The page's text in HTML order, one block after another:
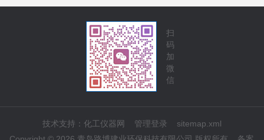
扫
码
加
微
信
技术支持： 化工仪器网 管理登录
sitemap.xml